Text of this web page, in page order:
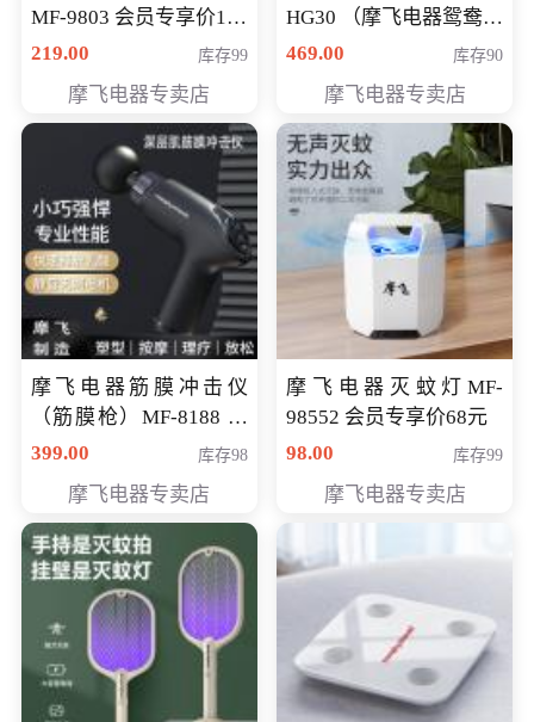
MF-9803 会员专享价138
元
219.00 库存99
摩飞电器专卖店
HG30 （摩飞电器鸳鸯锅
MF-HG30 ） 会员专享价
469.00 库存90
摩飞电器专卖店
摩飞电器筋膜冲击仪
（筋膜枪）MF-8188 会
员专享价268元
399.00 库存98
摩飞电器专卖店
摩飞电器灭蚊灯MF-
98552 会员专享价68元
98.00
库存99
摩飞电器专卖店